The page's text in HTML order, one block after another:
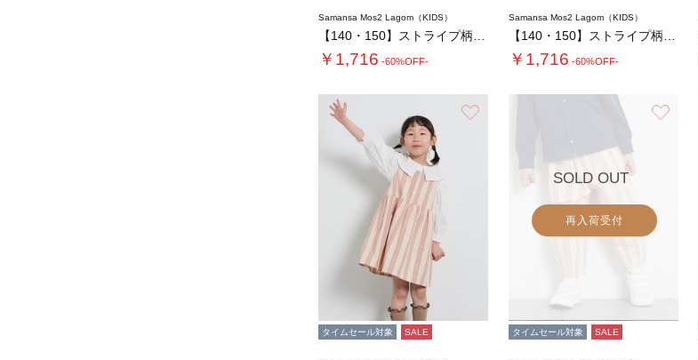
Samansa Mos2 Lagom（KIDS）
￥1,716 -60%OFF-
Samansa Mos2 Lagom（KIDS）
￥1,716 -60%OFF-
タイムセール対象 SALE
SOLD OUT
再入荷受付
タイムセール対象 SALE